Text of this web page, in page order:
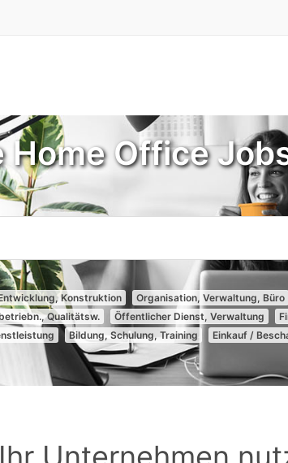
Home Office
Konstruktion Organisation, Verwaltung, Büro
Qualitätsw. Öffentlicher Dienst, Verwaltung
Bildung, Schulung, Training Einkauf /